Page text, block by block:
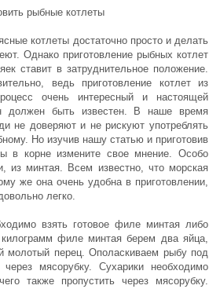
рыбные котлеты
котлеты достаточно просто и делать
Однако приготовление рыбных котлет
ставит в затруднительное положение.
ведь приготовление котлет из
очень интересный и настоящей
должен быть известен. В наше время
не доверяют и не рискуют употреблять
Но изучив нашу статью и приготовив
в корне измените свое мнение. Особо
из минтая. Всем известно, что морская
же она очень удобна в приготовлении,
легко.
взять готовое филе минтая либо
филе минтая берем два яйца,
молотый перец. Ополаскиваем рыбу под
мясорубку. Сухарики необходимо
также пропустить через мясорубку.